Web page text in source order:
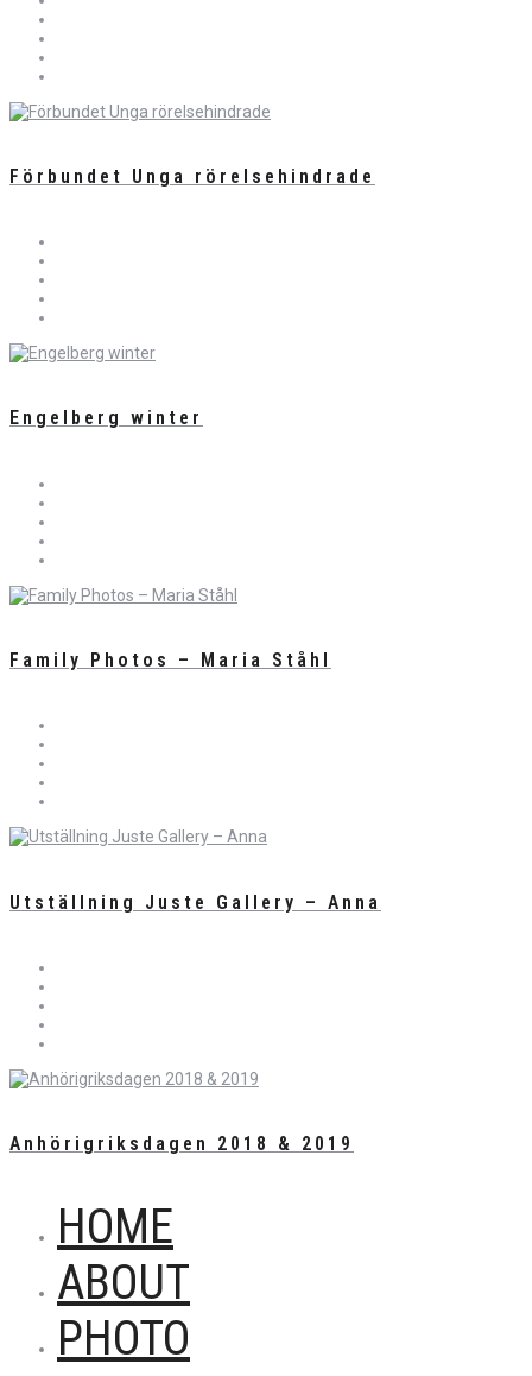
Förbundet Unga rörelsehindrade
Engelberg winter
Family Photos – Maria Ståhl
Utställning Juste Gallery – Anna
Anhörigriksdagen 2018 & 2019
HOME
ABOUT
PHOTO